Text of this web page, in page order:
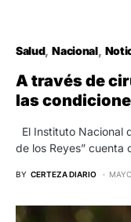
Salud Nacional
A través de
las
El Instituto Nacional
de los Reyes” cuenta
BY CERTEZA DIARIO